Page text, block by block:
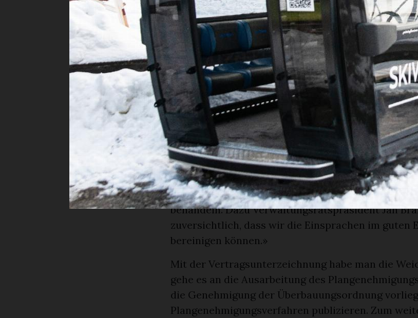
sind. Er bezeichnete das Generationenprojekt
«Meilenstein» und betonte: «Wir freuen uns, mit
erfahrenen Partner mit im Boot zu haben.» Für
Menzi ist es ein «grosser Vertrauensbeweis»,
solche Anlagen erstellen dürfen.
Auch Markus Sigrist, CEO Leitner Schweiz, war
Plattform, sprich die Elektrotechnik, werde etwas
sogar revolutionär», versprach er. Die Symphony-
Hornegglibahn zum Einsatz komme, entstamme
Seite» ihres Programms.
Noch ein langer Weg
Bislang sei die BDG noch daran, die eingegangenen
behandeln. Dazu Verwaltungsratspräsident Jan
zuversichtlich, dass wir die Einsprachen im guten
bereinigen können.»
Mit der Vertragsunterzeichnung habe man die
gehe es an die Ausarbeitung des
die Genehmigung der Überbauungsordnung
Plangenehmigungsverfahren publizieren. Zum